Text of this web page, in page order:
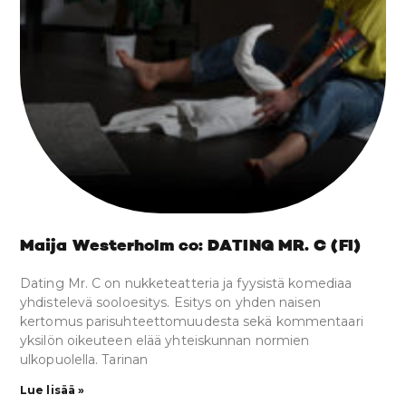
Maija Westerholm co: DATING MR. C (FI)
Dating Mr. C on nukketeatteria ja fyysistä komediaa
yhdistelevä sooloesitys. Esitys on yhden naisen
kertomus parisuhteettomuudesta sekä kommentaari
yksilön oikeuteen elää yhteiskunnan normien
ulkopuolella. Tarinan
Lue lisää »